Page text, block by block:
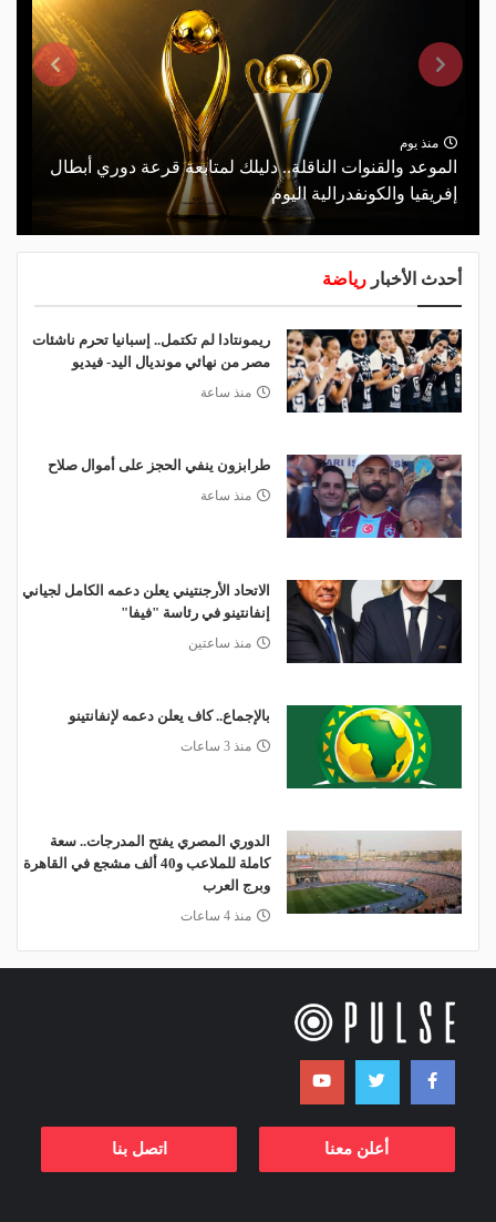
منذ يوم
الموعد والقنوات الناقلة.. دليلك لمتابعة قرعة دوري أبطال
إفريقيا والكونفدرالية اليوم
أحدث الأخبار رياضة
ريمونتادا لم تكتمل.. إسبانيا تحرم ناشئات
مصر من نهائي مونديال اليد- فيديو
منذ ساعة
طرابزون ينفي الحجز على أموال صلاح
منذ ساعة
الاتحاد الأرجنتيني يعلن دعمه الكامل لجياني
إنفانتينو في رئاسة "فيفا"
منذ ساعتين
بالإجماع.. كاف يعلن دعمه لإنفانتينو
منذ 3 ساعات
الدوري المصري يفتح المدرجات.. سعة
كاملة للملاعب و40 ألف مشجع في القاهرة
وبرج العرب
منذ 4 ساعات
أعلن معنا اتصل بنا